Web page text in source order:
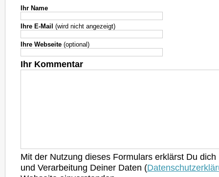
Ihr Name
Ihre E-Mail (wird nicht angezeigt)
Ihre Webseite (optional)
Ihr Kommentar
Mit der Nutzung dieses Formulars erklärst Du
und Verarbeitung Deiner Daten (